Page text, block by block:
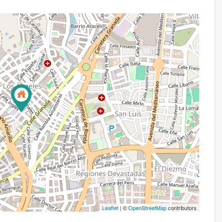
Leaflet| ©OpenStreetMapcontributors